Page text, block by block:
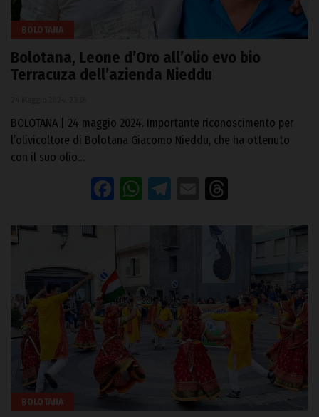
BOLOTANA
Bolotana, Leone d’Oro all’olio evo bio
Terracuza dell’azienda Nieddu
BOLOTANA | 24 maggio 2024. Importante riconoscimento per
l’olivicoltore di Bolotana Giacomo Nieddu, che ha ottenuto
con il suo olio…
Facebook
WhatsApp
Telegram
Email
BOLOTANA